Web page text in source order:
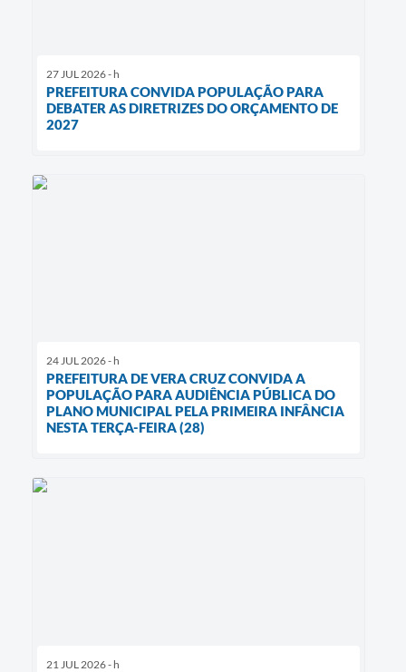
27 JUL 2026 - h
PREFEITURA CONVIDA POPULAÇÃO PARA
DEBATER AS DIRETRIZES DO ORÇAMENTO DE
2027
24 JUL 2026 - h
PREFEITURA DE VERA CRUZ CONVIDA A
POPULAÇÃO PARA AUDIÊNCIA PÚBLICA DO
PLANO MUNICIPAL PELA PRIMEIRA INFÂNCIA
NESTA TERÇA-FEIRA (28)
21 JUL 2026 - h